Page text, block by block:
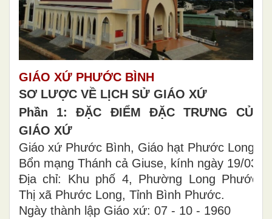
GIÁO XỨ PHƯỚC BÌNH
SƠ LƯỢC VỀ LỊCH SỬ GIÁO XỨ
Phần 1: ĐẶC ĐIỂM ĐẶC TRƯNG CỦA
GIÁO XỨ
Giáo xứ Phước Bình, Giáo hạt Phước Long
Bổn mạng Thánh cả Giuse, kính ngày 19/03
Địa chỉ: Khu phố 4, Phường Long Phước,
Thị xã Phước Long, Tỉnh Bình Phước.
Ngày thành lập Giáo xứ: 07 - 10 - 1960